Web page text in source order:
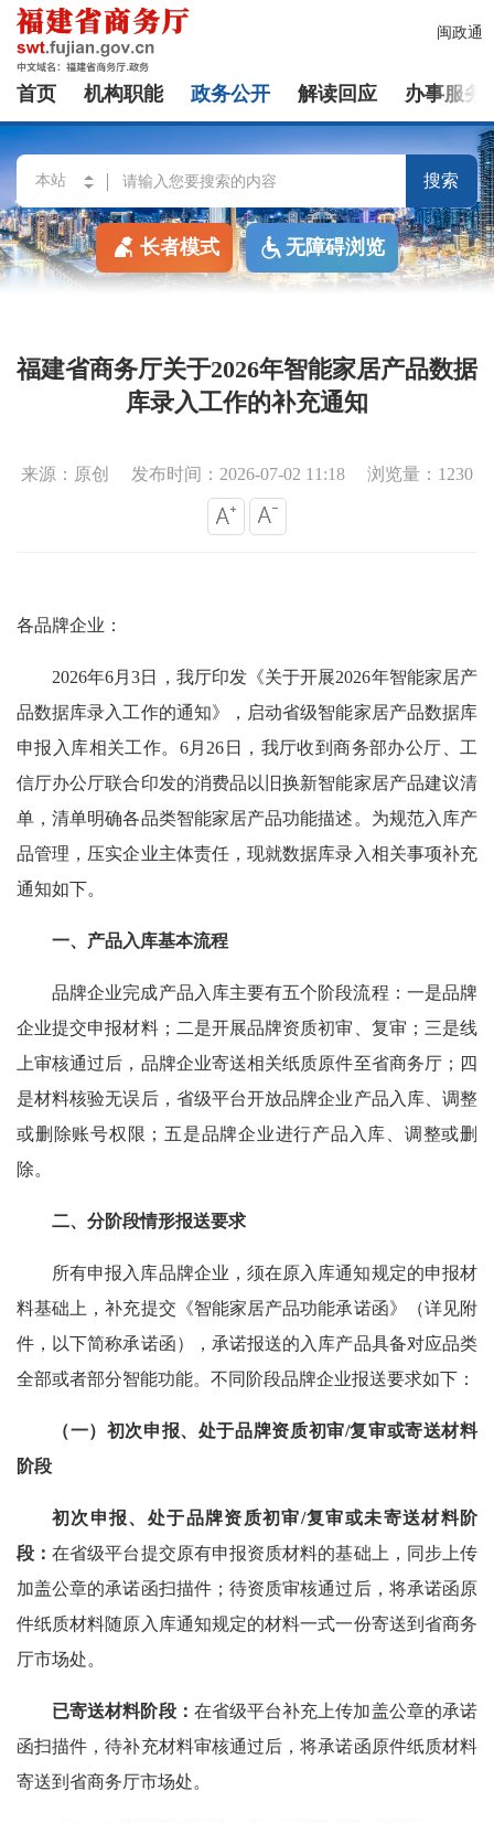
闽政通
首页 机构职能 政务公开 解读回应 办事服务
搜索
长者模式 无障碍浏览
福建省商务厅关于2026年智能家居产品数据
库录入工作的补充通知
来源：原创 发布时间：2026-07-02 11:18 浏览量：1230
各品牌企业：
2026年6月3日，我厅印发《关于开展2026年智能家居产
品数据库录入工作的通知》，启动省级智能家居产品数据库
申报入库相关工作。6月26日，我厅收到商务部办公厅、工
信厅办公厅联合印发的消费品以旧换新智能家居产品建议清
单，清单明确各品类智能家居产品功能描述。为规范入库产
品管理，压实企业主体责任，现就数据库录入相关事项补充
通知如下。
一、产品入库基本流程
品牌企业完成产品入库主要有五个阶段流程：一是品牌
企业提交申报材料；二是开展品牌资质初审、复审；三是线
上审核通过后，品牌企业寄送相关纸质原件至省商务厅；四
是材料核验无误后，省级平台开放品牌企业产品入库、调整
或删除账号权限；五是品牌企业进行产品入库、调整或删
除。
二、分阶段情形报送要求
所有申报入库品牌企业，须在原入库通知规定的申报材
料基础上，补充提交《智能家居产品功能承诺函》（详见附
件，以下简称承诺函），承诺报送的入库产品具备对应品类
全部或者部分智能功能。不同阶段品牌企业报送要求如下：
（一）初次申报、处于品牌资质初审/复审或寄送材料
阶段
初次申报、处于品牌资质初审/复审或未寄送材料阶
段：在省级平台提交原有申报资质材料的基础上，同步上传
加盖公章的承诺函扫描件；待资质审核通过后，将承诺函原
件纸质材料随原入库通知规定的材料一式一份寄送到省商务
厅市场处。
已寄送材料阶段： 在省级平台补充上传加盖公章的承诺
函扫描件，待补充材料审核通过后，将承诺函原件纸质材料
寄送到省商务厅市场处。